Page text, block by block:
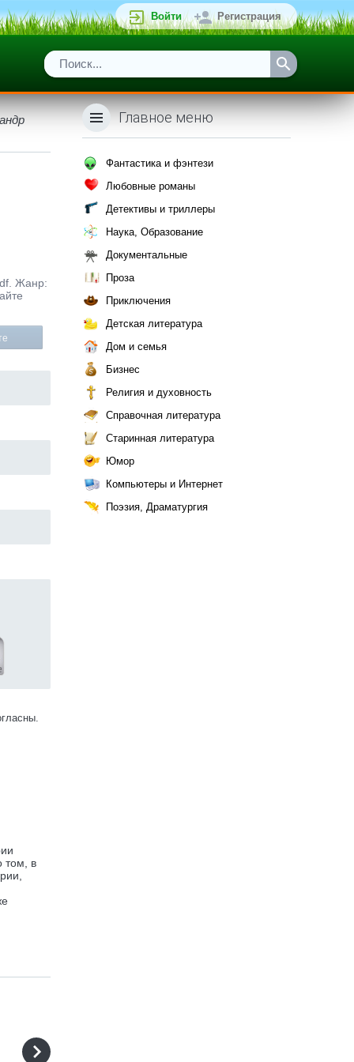
Войти Регистрация
Жанр:
том, в
Главное меню
Фантастика и фэнтези
Любовные романы
Детективы и триллеры
Наука, Образование
Документальные
Проза
Приключения
Детская литература
Дом и семья
Бизнес
Религия и духовность
Справочная литература
Старинная литература
Юмор
Компьютеры и Интернет
Поэзия, Драматургия